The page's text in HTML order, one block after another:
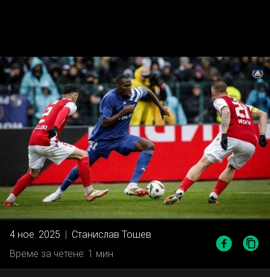
4 ное. 2025 | Станислав Тошев
Време за четене: 1 мин